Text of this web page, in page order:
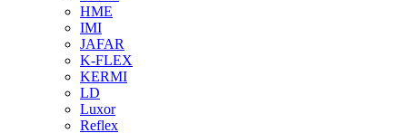
HME
IMI
JAFAR
K-FLEX
KERMI
LD
Luxor
Reflex